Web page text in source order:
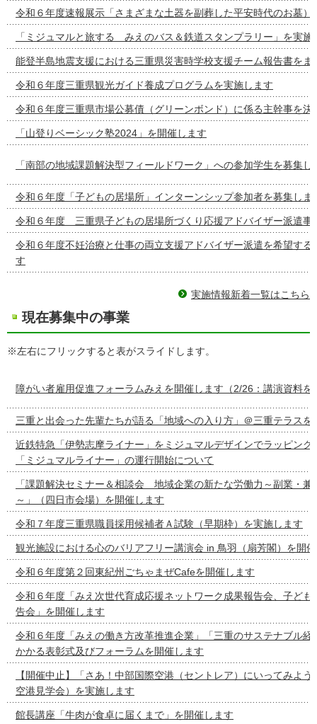
令和６年度速報展示「さまざまな土器を副葬した平安時代のお墓）
「ミジュマルと旅する みえのバス＆鉄道スタンプラリー」を実施
能登半島地震支援における三重県災害時学校支援チーム報告書をま
令和６年度三重県観光ガイド養成プログラムを実施します
令和６年度三重県市場公募債（グリーンボンド）に係る主幹事を決
「山登りベーシック塾2024」を開催します
「南部の地域課題解決型フィールドワーク」への参加学生を募集し
令和６年度「子どもの居場所」インターンシップ参加者を募集しま
令和６年度 三重県子どもの居場所づくり応援アドバイザー派遣事
令和６年度不妊治療と仕事の両立支援アドバイザー派遣を希望する
す
実施情報新着一覧はこちら
現在募集中の事業
※左右にフリックすると表がスライドします。
障がい者雇用促進フォーラムみえを開催します（2/26：講演資料を
三重と出会った先輩たちが語る「地域への入り方」＠三重テラスを
近鉄特急「伊勢志摩ライナー」をミジュマルデザインでラッピング
「ミジュマルライナー」の運行開始について
「課題解決セミナー＆相談会 地域企業の新たな労働力～副業・兼
～」（四日市会場）を開催します
令和７年度三重県職員採用候補者Ａ試験（早期枠）を実施します
観光施設における心のバリアフリー講演会 in 鳥羽（扇芳閣）を開
令和６年度第２回東紀州ごちゃまぜCafeを開催します
令和６年度「みえ次世代育成応援ネットワーク成果報告会、子ども
告会」を開催します
令和６年度「みえの働き方改革推進企業」「三重のサステナブル経
かかる表彰式及びフォーラムを開催します
【開催中止】「さあ！中部国際空港（セントレア）にいってみよ
空港見学会）を実施します
館長講座「牛肉が食卓に届くまで」を開催します